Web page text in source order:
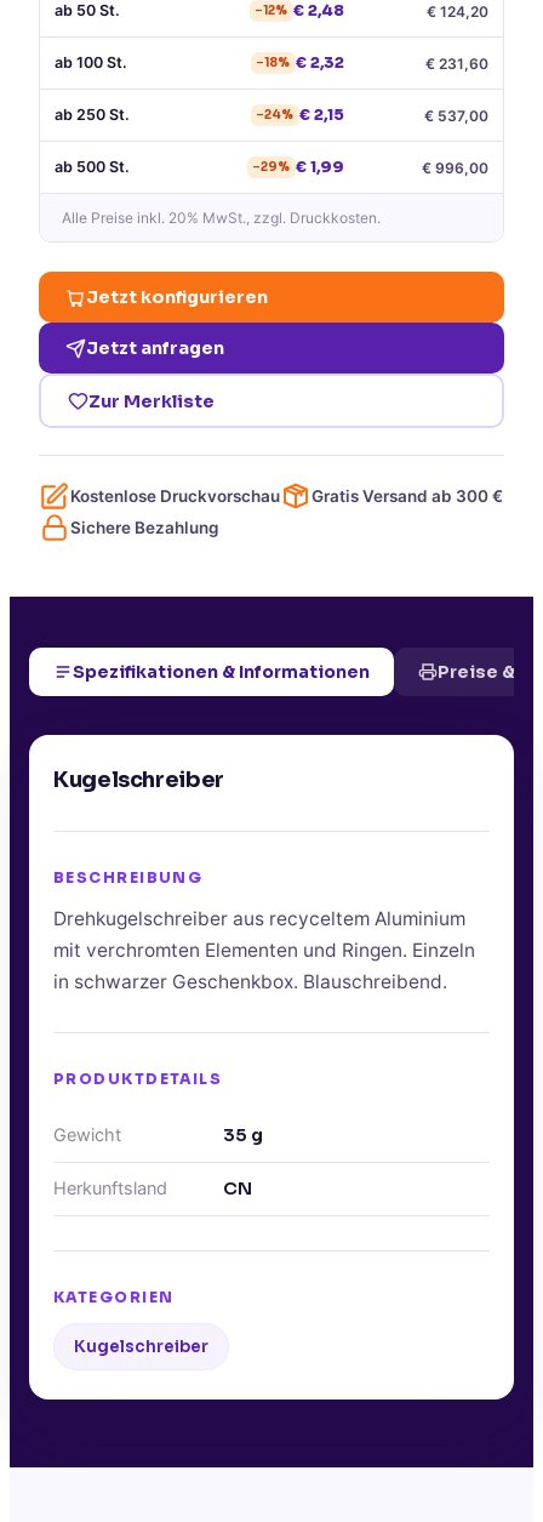
ab 50 St. −12% €2,48 € 124,20
ab 100 St. −18% €2,32 € 231,60
ab 250 St. −24% €2,15 € 537,00
ab 500 St. −29% €1,99 € 996,00
Alle Preise inkl. 20% MwSt., zzgl. Druckkosten.
Jetzt konfigurieren
Jetzt anfragen
Zur Merkliste
Kostenlose Druckvorschau Gratis Versand ab 300€
Sichere Bezahlung
Spezifikationen & Informationen Preise &
Kugelschreiber
BESCHREIBUNG
Drehkugelschreiber aus recyceltem Aluminium
mit verchromten Elementen und Ringen. Einzeln
in schwarzer Geschenkbox. Blauschreibend.
PRODUKTDETAILS
Gewicht 35 g
Herkunftsland CN
KATEGORIEN
Kugelschreiber